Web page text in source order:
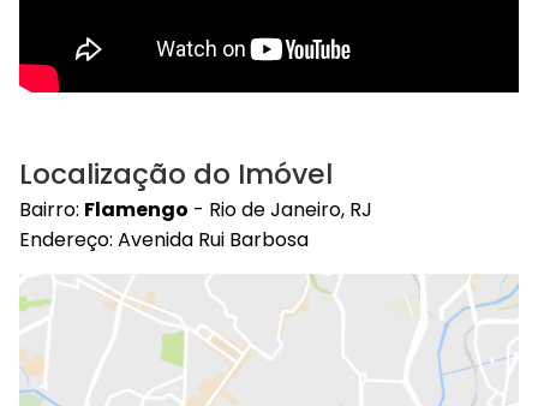
Localização do Imóvel
Bairro: Flamengo - Rio de Janeiro, RJ
Endereço: Avenida Rui Barbosa